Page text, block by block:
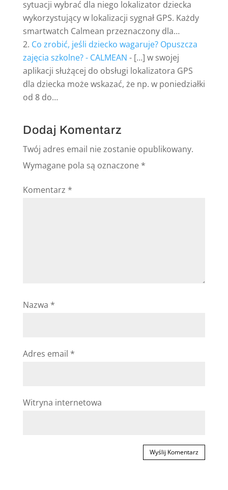
sytuacji wybrać dla niego lokalizator dziecka
wykorzystujący w lokalizacji sygnał GPS. Każdy
smartwatch Calmean przeznaczony dla…
Co zrobić, jeśli dziecko wagaruje? Opuszcza
zajęcia szkolne? - CALMEAN - […] w swojej
aplikacji służącej do obsługi lokalizatora GPS
dla dziecka może wskazać, że np. w poniedziałki
od 8 do…
Dodaj Komentarz
Twój adres email nie zostanie opublikowany.
Wymagane pola są oznaczone *
Komentarz *
Nazwa *
Adres email *
Witryna internetowa